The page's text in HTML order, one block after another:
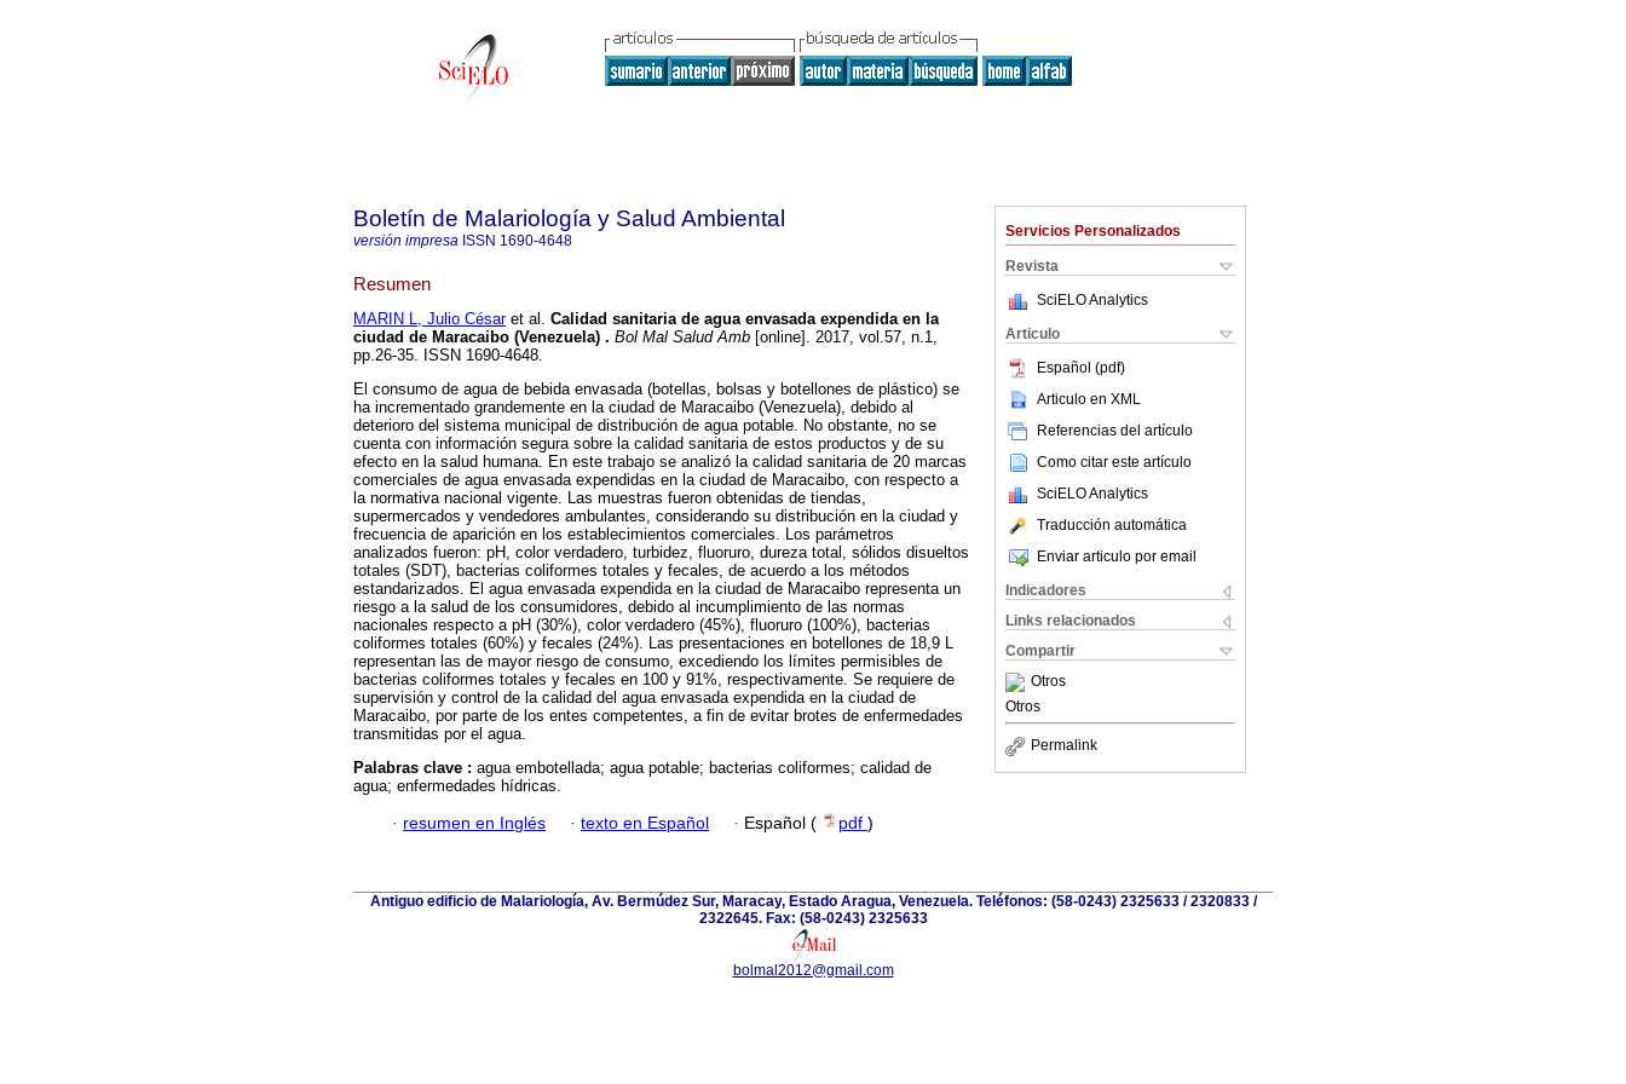
Servicios Personalizados
Revista
SciELO Analytics
Articulo
Español (pdf)
Articulo en XML
Referencias del artículo
Como citar este artículo
SciELO Analytics
Traducción automática
Enviar articulo por email
Indicadores
Links relacionados
Compartir
Otros
Otros
Permalink
Boletín de Malariología y Salud Ambiental
versión impresa ISSN 1690-4648
Resumen
MARIN L, Julio Césaret al. Calidad sanitaria de agua envasada expendida en la
ciudad de Maracaibo (Venezuela) . Bol Mal Salud Amb [online]. 2017, vol.57, n.1,
pp.26-35. ISSN 1690-4648.
El consumo de agua de bebida envasada (botellas, bolsas y botellones de plástico) se
ha incrementado grandemente en la ciudad de Maracaibo (Venezuela), debido al
deterioro del sistema municipal de distribución de agua potable. No obstante, no se
cuenta con información segura sobre la calidad sanitaria de estos productos y de su
efecto en la salud humana. En este trabajo se analizó la calidad sanitaria de 20 marcas
comerciales de agua envasada expendidas en la ciudad de Maracaibo, con respecto a
la normativa nacional vigente. Las muestras fueron obtenidas de tiendas,
supermercados y vendedores ambulantes, considerando su distribución en la ciudad y
frecuencia de aparición en los establecimientos comerciales. Los parámetros
analizados fueron: pH, color verdadero, turbidez, fluoruro, dureza total, sólidos disueltos
totales (SDT), bacterias coliformes totales y fecales, de acuerdo a los métodos
estandarizados. El agua envasada expendida en la ciudad de Maracaibo representa un
riesgo a la salud de los consumidores, debido al incumplimiento de las normas
nacionales respecto a pH (30%), color verdadero (45%), fluoruro (100%), bacterias
coliformes totales (60%) y fecales (24%). Las presentaciones en botellones de 18,9 L
representan las de mayor riesgo de consumo, excediendo los límites permisibles de
bacterias coliformes totales y fecales en 100 y 91%, respectivamente. Se requiere de
supervisión y control de la calidad del agua envasada expendida en la ciudad de
Maracaibo, por parte de los entes competentes, a fin de evitar brotes de enfermedades
transmitidas por el agua.
Palabras clave : agua embotellada; agua potable; bacterias coliformes; calidad de
agua; enfermedades hídricas.
· resumen en Inglés · texto en Español · Español ( pdf )
Antiguo edificio de Malariología, Av. Bermúdez Sur, Maracay, Estado Aragua, Venezuela. Teléfonos: (58-0243) 2325633 / 2320833 /
2322645. Fax: (58-0243) 2325633
bolmal2012@gmail.com